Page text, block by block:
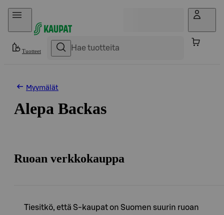
Hyppää sisältöön
Tuotteet
Myymälät
Alepa Backas
Ruoan verkkokauppa
Tiesitkö, että S-kaupat on Suomen suurin ruoan